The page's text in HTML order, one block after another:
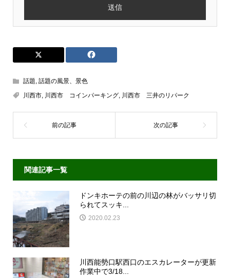
話題, 話題の風景、景色
川西市, 川西市 コインパーキング, 川西市 三井のリパーク
関連記事一覧
ドンキホーテの前の川辺の林がバッサリ切
られてスッキ...
2020.02.23
川西能勢口駅西口のエスカレーターが更新
作業中で3/18...